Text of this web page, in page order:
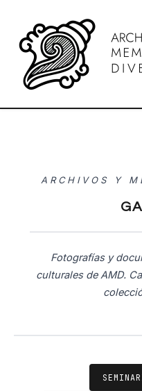
contenido
ARCHIVOS Y
Fotografías y
culturales de AMD.